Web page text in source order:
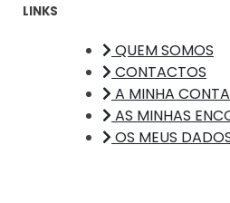
LINKS
QUEM SOMOS
CONTACTOS
A MINHA CONTA
AS MINHAS
OS MEUS